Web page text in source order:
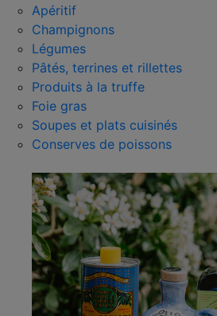
Apéritif
Champignons
Légumes
Pâtés, terrines et rillettes
Produits à la truffe
Foie gras
Soupes et plats cuisinés
Conserves de poissons